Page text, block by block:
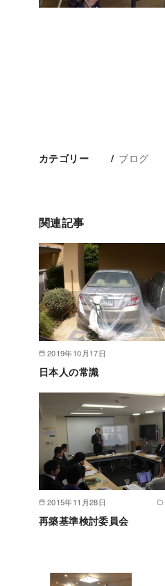
カテゴリー ブログ
関連記事
2019年10月17日
日本人の常識
2015年11月28日
再築基準検討委員会